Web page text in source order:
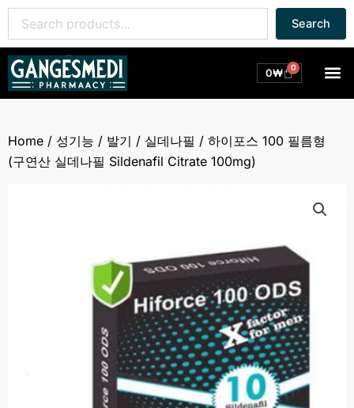
콘
츠
너
기
for:
Search
0₩ 0
Cart
Home / 성기능 / 발기 / 실데나필 / 하이포스 100 필름형
(구연산 실데나필 Sildenafil Citrate 100mg)